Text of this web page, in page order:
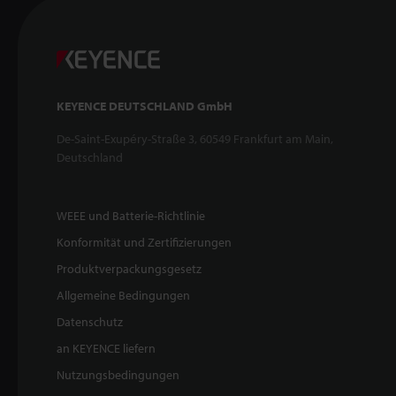
KEYENCE DEUTSCHLAND GmbH
De-Saint-Exupéry-Straße 3, 60549 Frankfurt am Main,
Deutschland
WEEE und Batterie-Richtlinie
Konformität und Zertifizierungen
Produktverpackungsgesetz
Allgemeine Bedingungen
Datenschutz
an KEYENCE liefern
Nutzungsbedingungen